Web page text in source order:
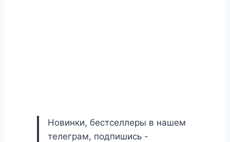
Новинки, бестселлеры в нашем
телеграм, подпишись -